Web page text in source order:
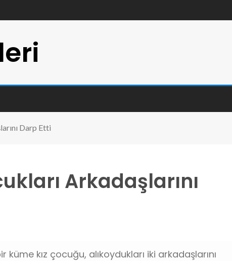
Darp Etti
Arkadaşlarını
kız çocuğu, alıkoydukları iki arkadaşlarını